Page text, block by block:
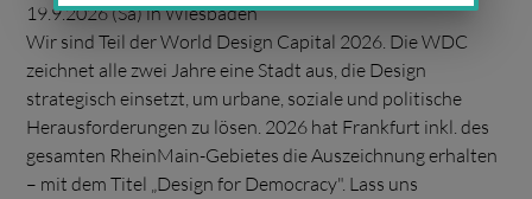
19.9.2026 (Sa) in Wiesbaden
Wir sind Teil der World Design Capital 2026. Die WDC
zeichnet alle zwei Jahre eine Stadt aus, die Design
strategisch einsetzt, um urbane, soziale und politische
Herausforderungen zu lösen. 2026 hat Frankfurt inkl. des
gesamten RheinMain-Gebietes die Auszeichnung erhalten
– mit dem Titel „Design for Democracy". Lass uns